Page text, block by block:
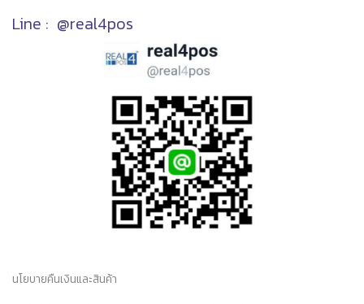
Line : @real4pos
นโยบายคืนเงินและสินค้า